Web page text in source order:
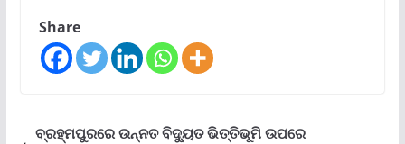
Share
ବ୍ରହ୍ମପୁରରେ ଉନ୍ନତ ବିଦ୍ୟୁତ ଭିତ୍ତିଭୂମି ଉପରେ